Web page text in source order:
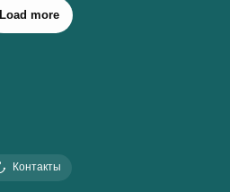
Load more
Контакты